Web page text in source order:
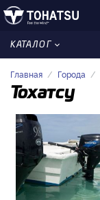
КАТАЛОГ
Главная Города
Тохатсу